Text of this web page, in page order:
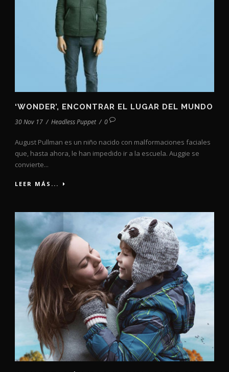
‘WONDER’, ENCONTRAR EL LUGAR DEL MUNDO
30 Nov 17 / Headless Puppet / 0
August Pullman es un niño nacido con malformaciones faciales
que, hasta ahora, le han impedido ir a la escuela. Auggie se
convierte...
LEER MÁS...